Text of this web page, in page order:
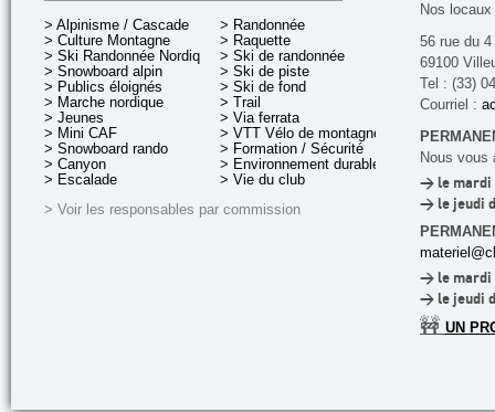
> Alpinisme / Cascade
> Culture Montagne
> Ski Randonnée Nordique
> Snowboard alpin
> Publics éloignés
> Marche nordique
> Jeunes
> Mini CAF
> Snowboard rando
> Canyon
> Escalade
> Randonnée
> Raquette
> Ski de randonnée
> Ski de piste
> Ski de fond
> Trail
> Via ferrata
> VTT Vélo de montagne
> Formation / Sécurité
> Environnement durable
> Vie du club
> Voir les responsables par commission
Nos
56 rue du
69100
Tel : (33)
Courriel :
Nous vous
> le mardi
> le jeudi
> le mardi
> le jeudi
🚧 UN